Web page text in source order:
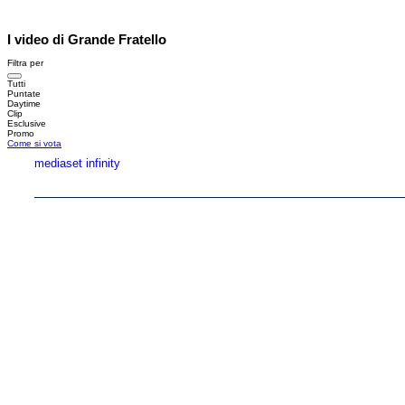
I video di Grande Fratello
Filtra per
Tutti
Puntate
Daytime
Clip
Esclusive
Promo
Come si vota
mediaset infinity